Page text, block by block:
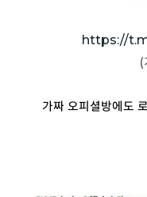
https://
(
가짜 오피셜방에도